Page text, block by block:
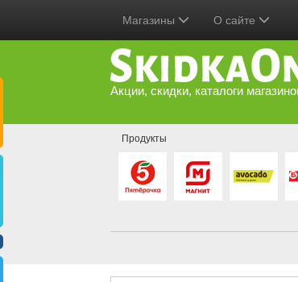
Магазины О сайте
Акции, скидки, каталоги
Продукты